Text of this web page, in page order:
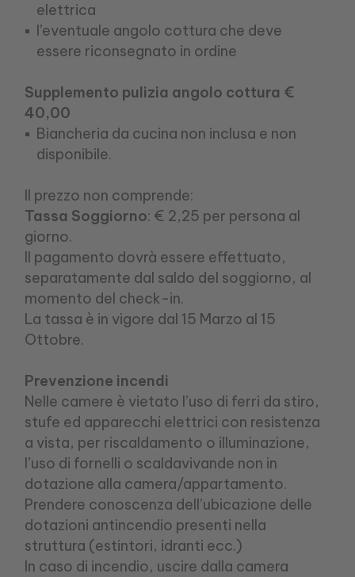
elettrica
l’eventuale angolo cottura che deve
essere riconsegnato in ordine
Supplemento pulizia angolo cottura €
40,00
Biancheria da cucina non inclusa e non
disponibile.
Il prezzo non comprende:
Tassa Soggiorno: € 2,25 per persona al
giorno.
Il pagamento dovrà essere effettuato,
separatamente dal saldo del soggiorno, al
momento del check-in.
La tassa è in vigore dal 15 Marzo al 15
Ottobre.
Prevenzione incendi
Nelle camere è vietato l’uso di ferri da stiro,
stufe ed apparecchi elettrici con resistenza
a vista, per riscaldamento o illuminazione,
l’uso di fornelli o scaldavivande non in
dotazione alla camera/appartamento.
Prendere conoscenza dell’ubicazione delle
dotazioni antincendio presenti nella
struttura (estintori, idranti ecc.)
In caso di incendio, uscire dalla camera